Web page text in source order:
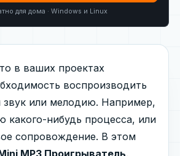
для дома · Windows и Linux
в ваших проектах
воспроизводить
звук или мелодию. Например,
какого-нибудь процесса, или
сопровождение. В этом
MP3 Проигрыватель,